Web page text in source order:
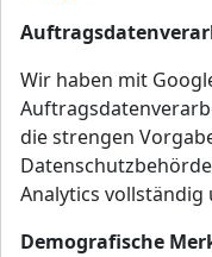
Wir haben mit
die strengen
Analytics vollständig
Demografische